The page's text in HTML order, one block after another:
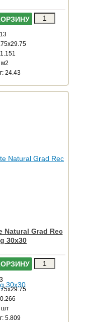
м2
24.43
Natural Grad Rec
30x30
шт
5.809